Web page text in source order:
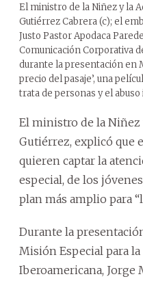
El ministro de la Niñez y la
Gutiérrez Cabrera (c); el
Justo Pastor Apodaca
Comunicación Corporativa
durante la presentación en
precio del pasaje’, una
trata de personas y el
El ministro de la Niñez
Gutiérrez, explicó que
quieren captar la
especial, de los
plan más amplio para
Durante la
Misión Especial para
Iberoamericana, Jorge